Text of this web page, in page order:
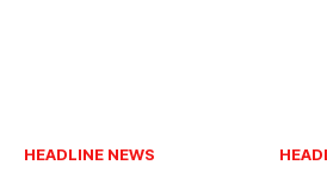
HEADLINE NEWS